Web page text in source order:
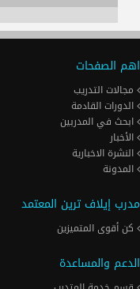
اهم الصفحات
مجالات التدريب
الدورات القادمة
ابحث في المدربين
الأخبار
النشرة الاخبارية
المدونة
مدرب إيلاف ترين المعتمد
كن أقوى المتميزين
الدعم والمساعدة